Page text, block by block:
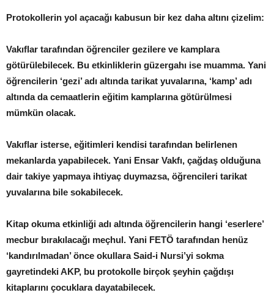
Protokollerin yol açacağı kabusun bir kez daha altını çizelim:
Vakıflar tarafından öğrenciler gezilere ve kamplara
götürülebilecek. Bu etkinliklerin güzergahı ise muamma. Yani
öğrencilerin ‘gezi’ adı altında tarikat yuvalarına, ‘kamp’ adı
altında da cemaatlerin eğitim kamplarına götürülmesi
mümkün olacak.
Vakıflar isterse, eğitimleri kendisi tarafından belirlenen
mekanlarda yapabilecek. Yani Ensar Vakfı, çağdaş olduğuna
dair takiye yapmaya ihtiyaç duymazsa, öğrencileri tarikat
yuvalarına bile sokabilecek.
Kitap okuma etkinliği adı altında öğrencilerin hangi ‘eserlere’
mecbur bırakılacağı meçhul. Yani FETÖ tarafından henüz
‘kandırılmadan’ önce okullara Said-i Nursi’yi sokma
gayretindeki AKP, bu protokolle birçok şeyhin çağdışı
kitaplarını çocuklara dayatabilecek.